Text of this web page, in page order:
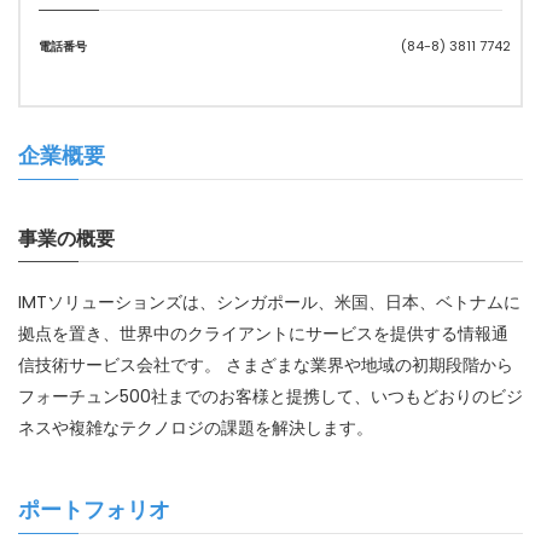
電話番号 (84-8) 3811 7742
企業概要
事業の概要
IMTソリューションズは、シンガポール、米国、日本、ベトナムに
拠点を置き、世界中のクライアントにサービスを提供する情報通
信技術サービス会社です。 さまざまな業界や地域の初期段階から
フォーチュン500社までのお客様と提携して、いつもどおりのビジ
ネスや複雑なテクノロジの課題を解決します。
ポートフォリオ